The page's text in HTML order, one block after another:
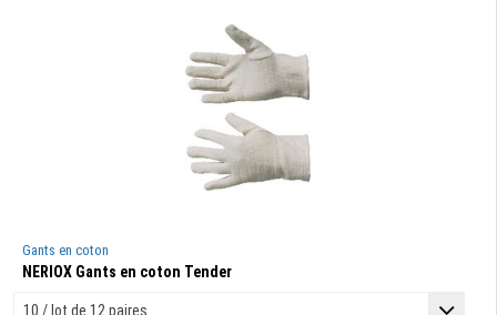
Gants en coton
NERIOX Gants en coton Tender